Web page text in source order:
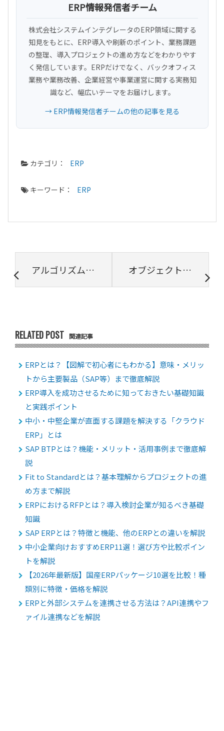
ERP情報発信者チーム
株式会社システムインテグレータのERP領域に関する
知見をもとに、ERP導入や刷新のポイント、業務課題
の整理、導入プロジェクトの進め方などをわかりやす
く発信しています。ERPだけでなく、バックオフィス
業務や業務改善、企業経営や事業運営に関する実務知
識など、幅広いテーマをお届けします。
→ ERP情報発信者チームの他の記事を見る
カテゴリ： ERP
キーワード： ERP
アルゴリズムの３つの基本構造｜フローチャートを使って解説！ オブジェクト指向とは？初心者にも分かりやすく解説します！
RELATED POST 関連記事
ERPとは？【図解で初心者にもわかる】意味・メリッ
トから主要製品（SAP等）まで徹底解説
ERP導入を成功させるために知っておきたい基礎知識
と実践ポイント
中小・中堅企業が直面する課題を解決する「クラウド
ERP」とは
SAP BTPとは？機能・メリット・活用事例まで徹底解
説
Fit to Standardとは？基本理解からプロジェクトの進
め方まで解説
ERPにおけるRFPとは？導入検討企業が知るべき基礎
知識
SAP ERPとは？特徴と機能、他のERPとの違いを解説
中小企業向けおすすめERP11選！選び方や比較ポイン
トを解説
【2026年最新版】国産ERPパッケージ10選を比較！種
類別に特徴・価格を解説
ERPと外部システムを連携させる方法は？API連携やフ
ァイル連携などを解説